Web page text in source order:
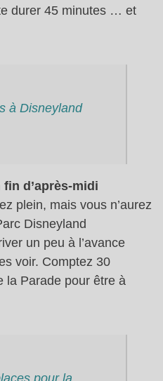
durer 45 minutes … et
à Disneyland
d’après-midi
plein, mais vous n’aurez
Disneyland
un peu à l’avance
voir. Comptez 30
la Parade pour être à